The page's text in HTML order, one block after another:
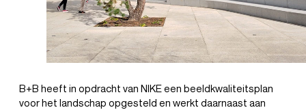
B+B heeft in opdracht van NIKE een beeldkwaliteitsplan
voor het landschap opgesteld en werkt daarnaast aan